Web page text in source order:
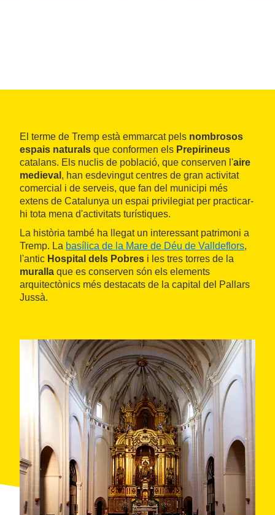
El terme de Tremp està emmarcat pels nombrosos
espais naturals que conformen els Prepirineus
catalans. Els nuclis de població, que conserven l'aire
medieval , han esdevingut centres de gran activitat
comercial i de serveis, que fan del municipi més
extens de Catalunya un espai privilegiat per practicar-
hi tota mena d'activitats turístiques.
La història també ha llegat un interessant patrimoni a
Tremp. La basílica de la Mare de Déu de Valldeflors,
l'antic Hospital dels Pobres i les tres torres de la
muralla que es conserven són els elements
arquitectònics més destacats de la capital del Pallars
Jussà.